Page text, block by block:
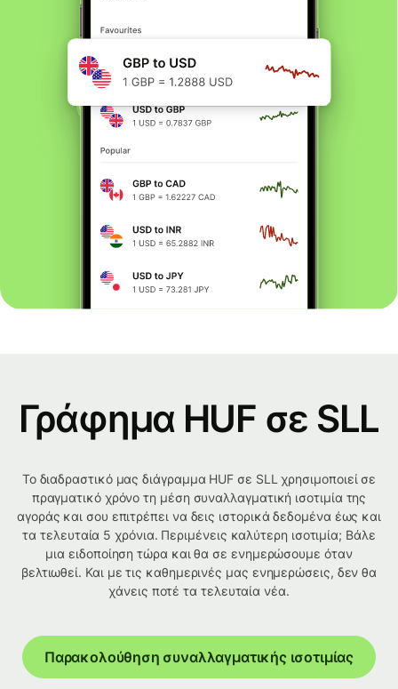
Γράφημα HUF σε SLL
Το διαδραστικό μας διάγραμμα HUF σε SLL χρησιμοποιεί σε
πραγματικό χρόνο τη μέση συναλλαγματική ισοτιμία της
αγοράς και σου επιτρέπει να δεις ιστορικά δεδομένα έως και
τα τελευταία 5 χρόνια. Περιμένεις καλύτερη ισοτιμία; Βάλε
μια ειδοποίηση τώρα και θα σε ενημερώσουμε όταν
βελτιωθεί. Και με τις καθημερινές μας ενημερώσεις, δεν θα
χάνεις ποτέ τα τελευταία νέα.
Παρακολούθηση συναλλαγματικής ισοτιμίας